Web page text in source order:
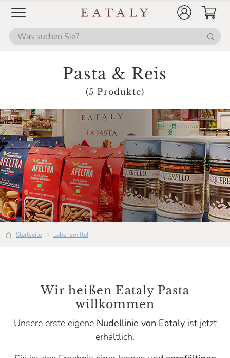
Pasta & Reis
(5 Produkte)
Startseite Lebensmittel
Wir heißen Eataly Pasta
willkommen
Unsere erste eigene Nudellinie von Eatalyist jetzt
erhältlich.